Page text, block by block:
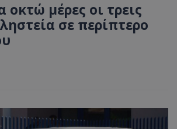
οκτώ μέρες οι τρεις
σε περίπτερο